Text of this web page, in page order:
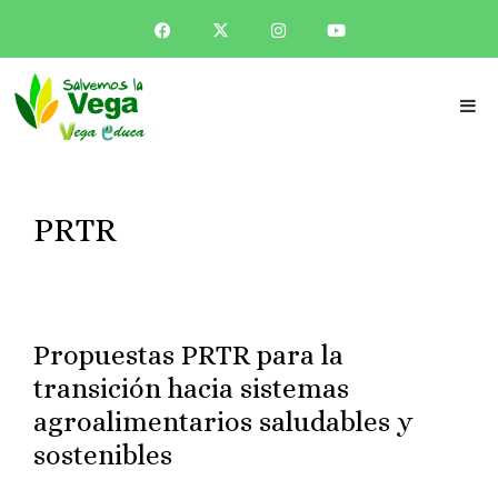
PRTR
Propuestas PRTR para la
transición hacia sistemas
agroalimentarios saludables y
sostenibles